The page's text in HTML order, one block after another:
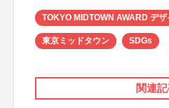
TOKYO MIDTOWN AWARD デ
東京ミッドタウン SDGs
関連